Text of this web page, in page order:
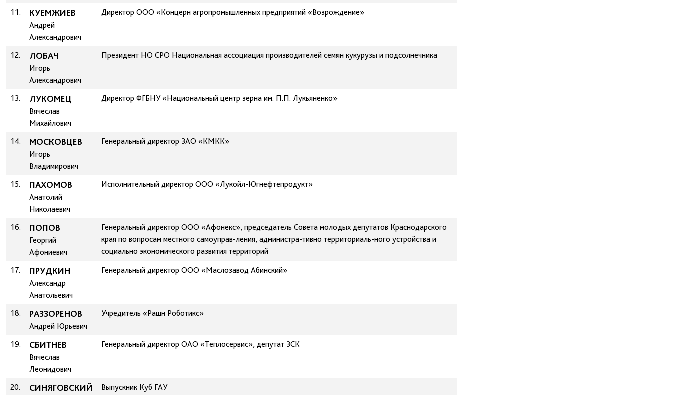
11. КУЕМЖИЕВ
Андрей
Александрович
Директор ООО «Концерн агропромышленных предприятий «Возрождение»
12. ЛОБАЧ
Игорь
Александрович
Президент НО СРО Национальная ассоциация производителей семян кукурузы и подсолнечника
13. ЛУКОМЕЦ
Вячеслав
Михайлович
Директор ФГБНУ «Национальный центр зерна им. П.П. Лукьяненко»
14. МОСКОВЦЕВ
Игорь
Владимирович
Генеральный директор ЗАО «КМКК»
15. ПАХОМОВ
Анатолий
Николаевич
Исполнительный директор ООО «Лукойл-Югнефтепродукт»
16. ПОПОВ
Георгий
Афониевич
Генеральный директор ООО «Афонекс», председатель Совета молодых депутатов Краснодарского
края по вопросам местного самоуправ-ления, администра-тивно территориаль-ного устройства и
социально экономического развития территорий
17.
ПРУДКИН
Александр
Анатольевич
Генеральный директор ООО «Маслозавод Абинский»
18. РАЗЗОРЕНОВ
Андрей Юрьевич
Учредитель «Рашн Роботикс»
19. СБИТНЕВ
Вячеслав
Леонидович
Генеральный директор ОАО «Теплосервис», депутат ЗСК
20. СИНЯГОВСКИЙ Выпускник Куб ГАУ